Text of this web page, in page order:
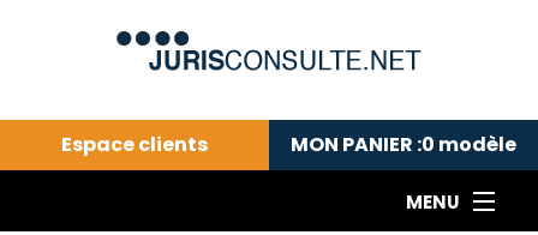
Espace clients MON PANIER :0 modèle
MENU